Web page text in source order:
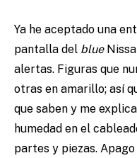
Ya he aceptado una
pantalla del blue
alertas. Figuras que
otras en amarillo; así
que saben y me
humedad en el
partes y piezas.